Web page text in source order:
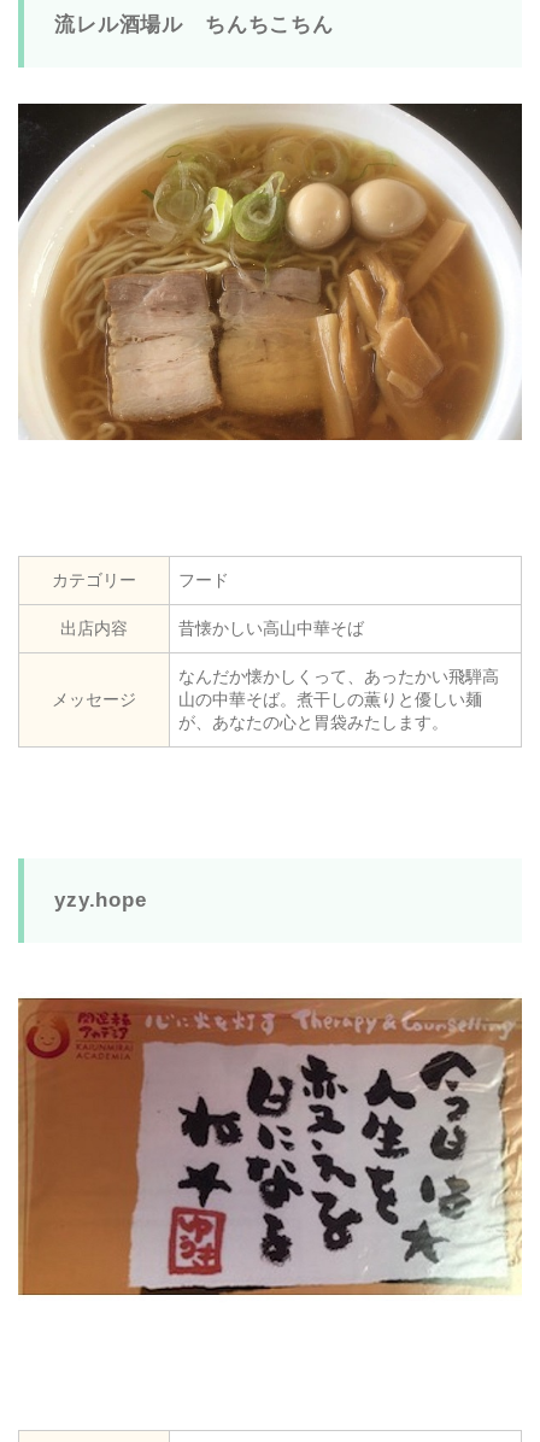
流レル酒場ル ちんちこちん
カテゴリー フード
出店内容 昔懐かしい高山中華そば
メッセージ
なんだか懐かしくって、あったかい飛騨高
山の中華そば。煮干しの薫りと優しい麺
が、あなたの心と胃袋みたします。
yzy.hope